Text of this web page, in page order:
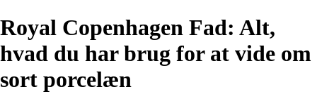
Royal Copenhagen Fad: Alt,
hvad du har brug for at vide om
sort porcelæn